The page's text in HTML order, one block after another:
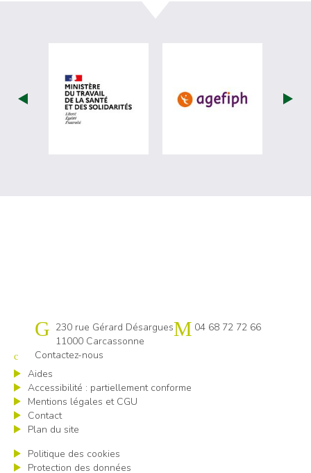
visiter les site de Ministère du travail
visiter les
Cap emploi 11
230 rue Gérard Désargues
11000 Carcassonne
04 68 72 72 66
Contactez-nous
Aides
Accessibilité : partiellement conforme
Mentions légales et CGU
Contact
Plan du site
Politique des cookies
Protection des données